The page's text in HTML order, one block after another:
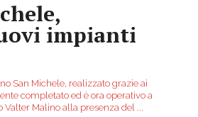
impianti
San Michele, realizzato grazie ai
completato ed è ora operativo a
Malino alla presenza del